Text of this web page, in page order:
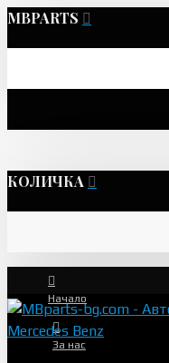
MBPARTS
КОЛИЧКА
Начало
За нас